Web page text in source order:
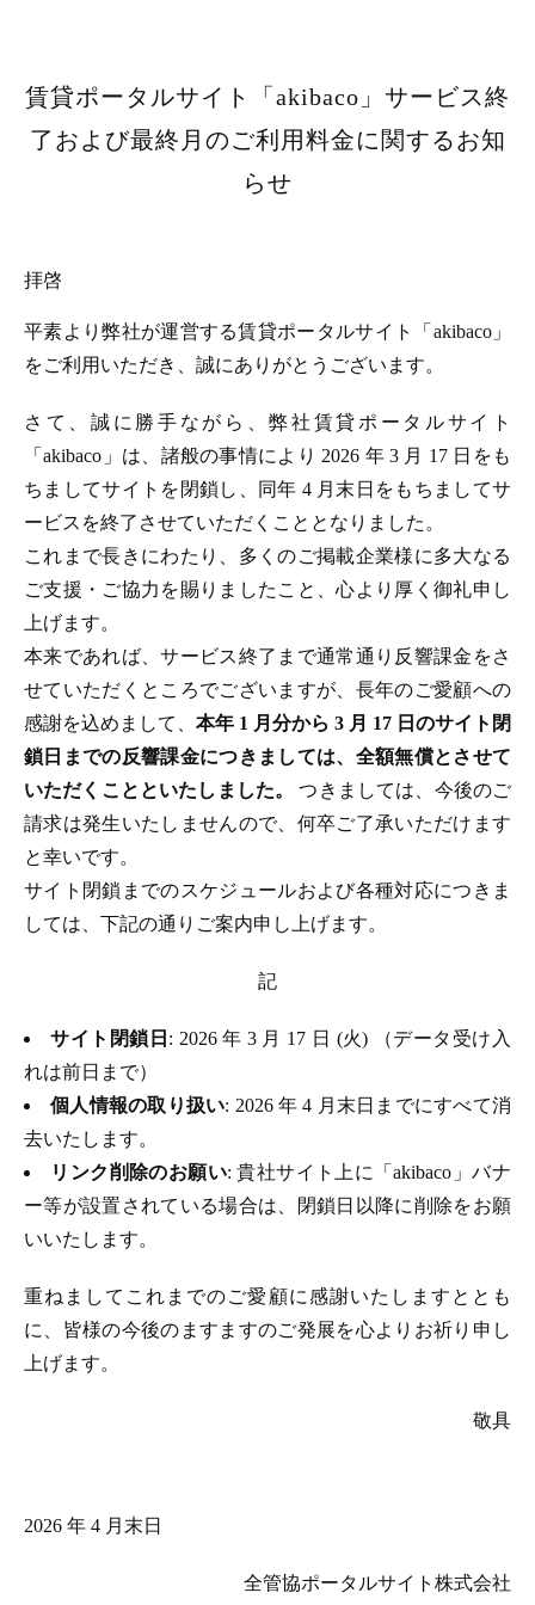
賃貸ポータルサイト「akibaco」サービス終
了および最終月のご利用料金に関するお知
らせ
拝啓
平素より弊社が運営する賃貸ポータルサイト「akibaco」
をご利用いただき、誠にありがとうございます。
さて、誠に勝手ながら、弊社賃貸ポータルサイト
「akibaco」は、諸般の事情により 2026 年 3 月 17 日をも
ちましてサイトを閉鎖し、同年 4 月末日をもちましてサ
ービスを終了させていただくこととなりました。
これまで長きにわたり、多くのご掲載企業様に多大なる
ご支援・ご協力を賜りましたこと、心より厚く御礼申し
上げます。
本来であれば、サービス終了まで通常通り反響課金をさ
せていただくところでございますが、長年のご愛顧への
感謝を込めまして、 本年 1 月分から 3 月 17 日のサイト閉
鎖日までの反響課金につきましては、全額無償とさせて
いただくことといたしました。つきましては、今後のご
請求は発生いたしませんので、何卒ご了承いただけます
と幸いです。
サイト閉鎖までのスケジュールおよび各種対応につきま
しては、下記の通りご案内申し上げます。
記
サイト閉鎖日 : 2026 年 3 月 17 日 (火) （データ受け入
れは前日まで）
個人情報の取り扱い: 2026 年 4 月末日までにすべて消
去いたします。
リンク削除のお願い: 貴社サイト上に「akibaco」バナ
ー等が設置されている場合は、閉鎖日以降に削除をお願
いいたします。
重ねましてこれまでのご愛顧に感謝いたしますととも
に、皆様の今後のますますのご発展を心よりお祈り申し
上げます。
敬具
2026 年 4 月末日
全管協ポータルサイト株式会社